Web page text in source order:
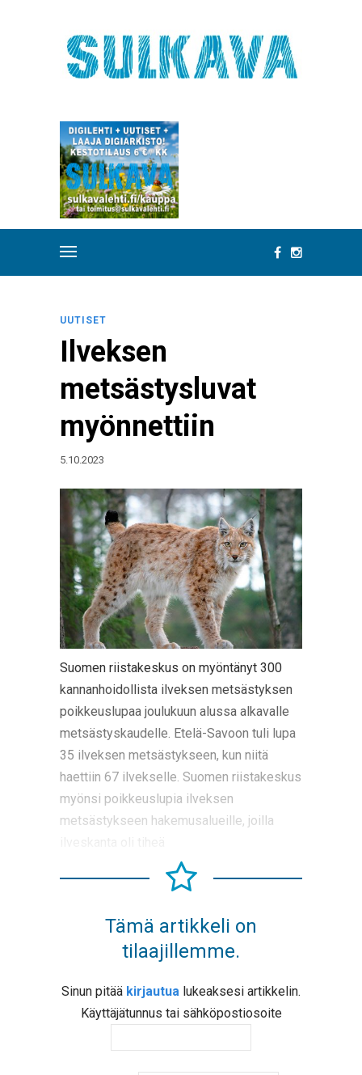
UUTISET
Ilveksen
metsästysluvat
myönnettiin
5.10.2023
Suomen riistakeskus on myöntänyt 300
kannanhoidollista ilveksen metsästyksen
poikkeuslupaa joulukuun alussa alkavalle
metsästyskaudelle. Etelä-Savoon tuli lupa
35 ilveksen metsästykseen, kun niitä
haettiin 67 ilvekselle. Suomen riistakeskus
myönsi poikkeuslupia ilveksen
metsästykseen hakemusalueille, joilla
Tämä artikkeli on
tilaajillemme.
Sinun pitää kirjautua lukeaksesi artikkelin.
Käyttäjätunnus tai sähköpostiosoite